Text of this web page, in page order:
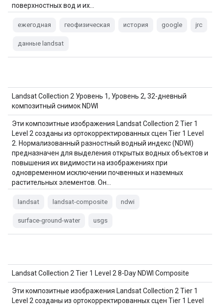
поверхностных вод и их…
ежегодная геофизическая история google jrc
данные landsat
Landsat Collection 2 Уровень 1, Уровень 2, 32-дневный
композитный снимок NDWI
Эти композитные изображения Landsat Collection 2 Tier 1
Level 2 созданы из ортокорректированных сцен Tier 1 Level
2. Нормализованный разностный водный индекс (NDWI)
предназначен для выделения открытых водных объектов и
повышения их видимости на изображениях при
одновременном исключении почвенных и наземных
растительных элементов. Он…
landsat landsat-composite ndwi
surface-ground-water usgs
Landsat Collection 2 Tier 1 Level 2 8-Day NDWI Composite
Эти композитные изображения Landsat Collection 2 Tier 1
Level 2 созданы из ортокорректированных сцен Tier 1 Level